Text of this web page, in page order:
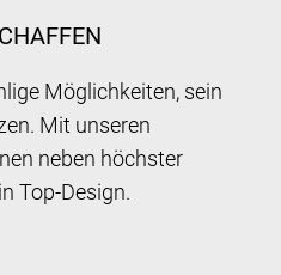
Möglichkeiten, sein
Mit unseren
neben höchster
Top-Design.